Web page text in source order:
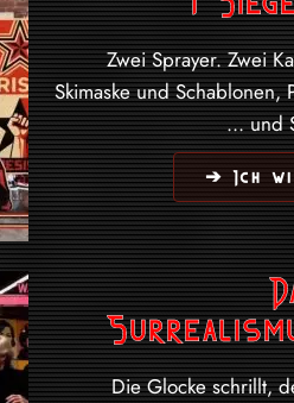
Zwei Sprayer. Zwei
Skimaske und Schablonen,
und
Ich
Die Glocke schrillt,